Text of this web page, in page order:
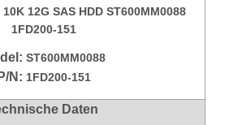
12G SAS HDD ST600MM0088
1FD200-151
ST600MM0088
P/N: 1FD200-151
Daten